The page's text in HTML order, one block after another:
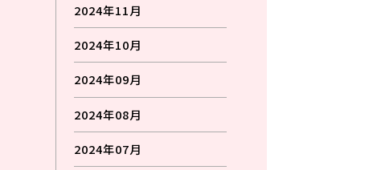
2024年11月
2024年10月
2024年09月
2024年08月
2024年07月